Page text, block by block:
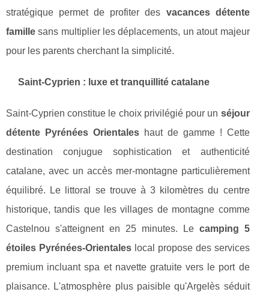
stratégique permet de profiter des vacances détente
famille sans multiplier les déplacements, un atout majeur
pour les parents cherchant la simplicité.
Saint-Cyprien : luxe et tranquillité catalane
Saint-Cyprien constitue le choix privilégié pour un séjour
détente Pyrénées Orientaleshaut de gamme ! Cette
destination conjugue sophistication et authenticité
catalane, avec un accès mer-montagne particulièrement
équilibré. Le littoral se trouve à 3 kilomètres du centre
historique, tandis que les villages de montagne comme
Castelnou s'atteignent en 25 minutes. Le camping 5
étoiles Pyrénées-Orientaleslocal propose des services
premium incluant spa et navette gratuite vers le port de
plaisance. L'atmosphère plus paisible qu'Argelès séduit